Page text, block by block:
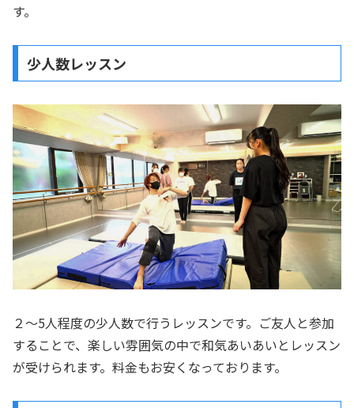
す。
少人数レッスン
２～5人程度の少人数で行うレッスンです。ご友人と参加
することで、楽しい雰囲気の中で和気あいあいとレッスン
が受けられます。料金もお安くなっております。